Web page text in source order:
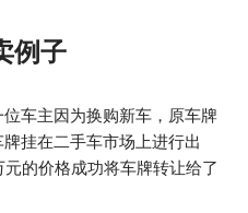
例子
车主因为换购新车，原车牌
挂在二手车市场上进行出
的价格成功将车牌转让给了